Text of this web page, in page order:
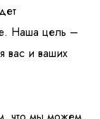
Наша цель –
вас и ваших